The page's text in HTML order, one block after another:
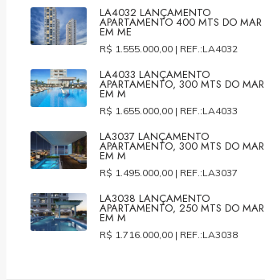
LA4032 LANÇAMENTO
APARTAMENTO 400 MTS DO MAR
EM ME
R$ 1.555.000,00 | REF.:LA4032
LA4033 LANÇAMENTO
APARTAMENTO, 300 MTS DO MAR
EM M
R$ 1.655.000,00 | REF.:LA4033
LA3037 LANÇAMENTO
APARTAMENTO, 300 MTS DO MAR
EM M
R$ 1.495.000,00 | REF.:LA3037
LA3038 LANÇAMENTO
APARTAMENTO, 250 MTS DO MAR
EM M
R$ 1.716.000,00 | REF.:LA3038